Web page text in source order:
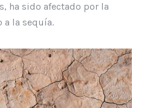
ha sido afectado por la
a la sequía.